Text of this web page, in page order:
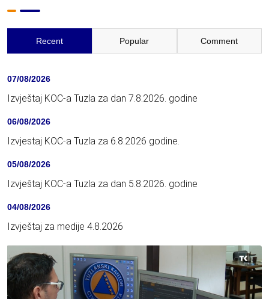
Recent Popular Comment
07/08/2026
Izvještaj KOC-a Tuzla za dan 7.8.2026. godine
06/08/2026
Izvjestaj KOC-a Tuzla za 6.8.2026 godine.
05/08/2026
Izvještaj KOC-a Tuzla za dan 5.8.2026. godine
04/08/2026
Izvještaj za medije 4.8.2026